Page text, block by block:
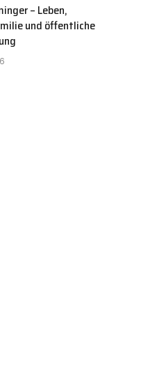
– Leben,
und öffentliche